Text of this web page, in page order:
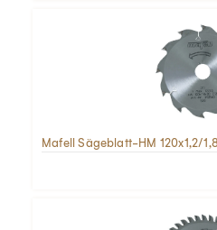
Mafell Sägeblatt-HM 120x1,2/